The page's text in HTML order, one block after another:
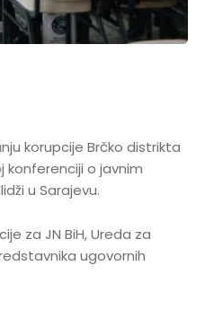
korupcije Brčko distrikta
konferenciji o javnim
u Sarajevu.
za JN BiH, Ureda za
ugovornih